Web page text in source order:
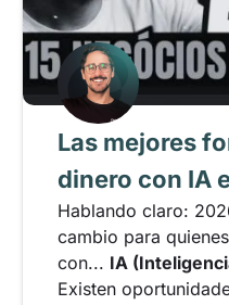
Las mejores
dinero con IA
Hablando claro:
cambio para
con... IA
Existen